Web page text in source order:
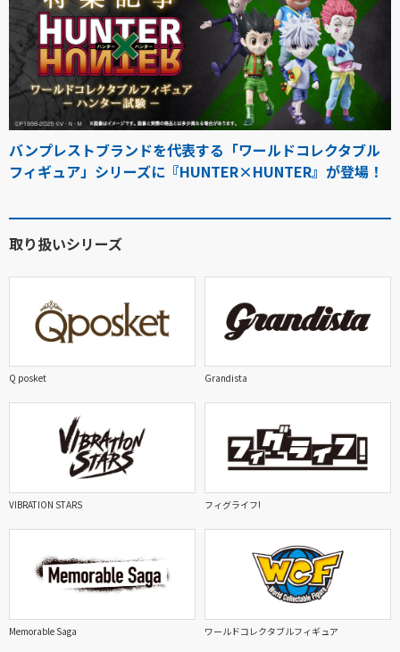
バンプレストブランドを代表する「ワールドコレクタブル
フィギュア」シリーズに『HUNTER×HUNTER』が登場！
取り扱いシリーズ
Q posket Grandista
VIBRATION STARS フィグライフ!
Memorable Saga ワールドコレクタブルフィギュア